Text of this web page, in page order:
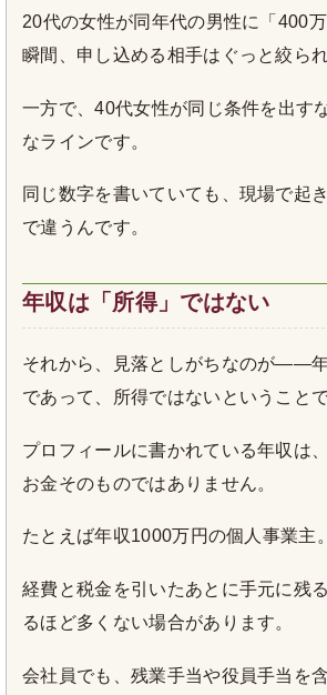
20代の女性が同年代の男性に「400
瞬間、申し込める相手はぐっと絞られ
一方で、40代女性が同じ条件を出す
なラインです。
同じ数字を書いていても、現場で起
で違うんです。
年収は「所得」ではない
それから、見落としがちなのが――
であって、所得ではないということで
プロフィールに書かれている年収は
お金そのものではありません。
たとえば年収1000万円の個人事業主。
経費と税金を引いたあとに手元に残
るほど多くない場合があります。
会社員でも、残業手当や役員手当を